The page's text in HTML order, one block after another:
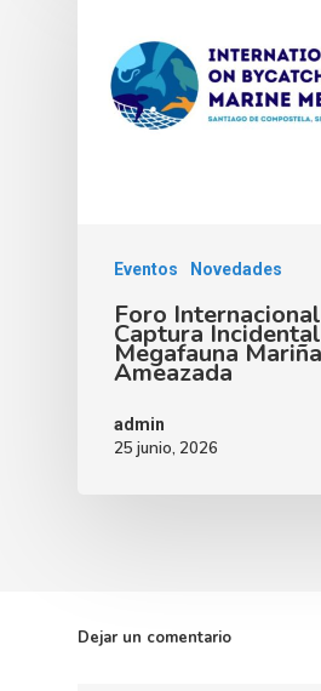
Eventos Novedades
Foro
Captura
Megafauna Mariña
Ameazada
admin
25 junio, 2026
Dejar un comentario